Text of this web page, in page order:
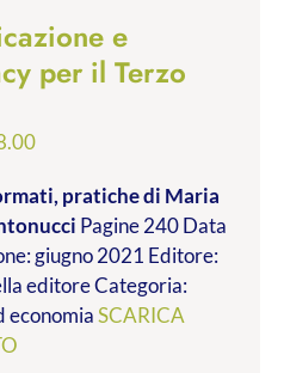
e
per il Terzo
Fascia
prezzo:
da
€9.99
a
€28.00
pratichedi Maria
Pagine 240 Data
giugno 2021 Editore:
editore Categoria:
economiaSCARICA